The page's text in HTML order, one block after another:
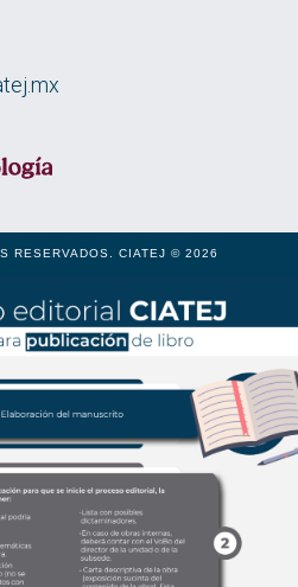
RESERVADOS. CIATEJ © 2026